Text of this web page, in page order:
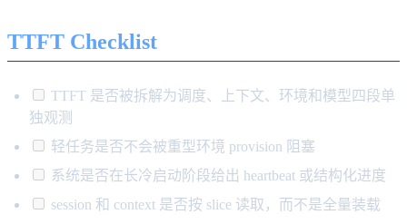
TTFT Checklist
TTFT 是否被拆解为调度、上下文、环境和模型四段单
独观测
轻任务是否不会被重型环境 provision 阻塞
系统是否在长冷启动阶段给出 heartbeat 或结构化进度
session 和 context 是否按 slice 读取，而不是全量装载